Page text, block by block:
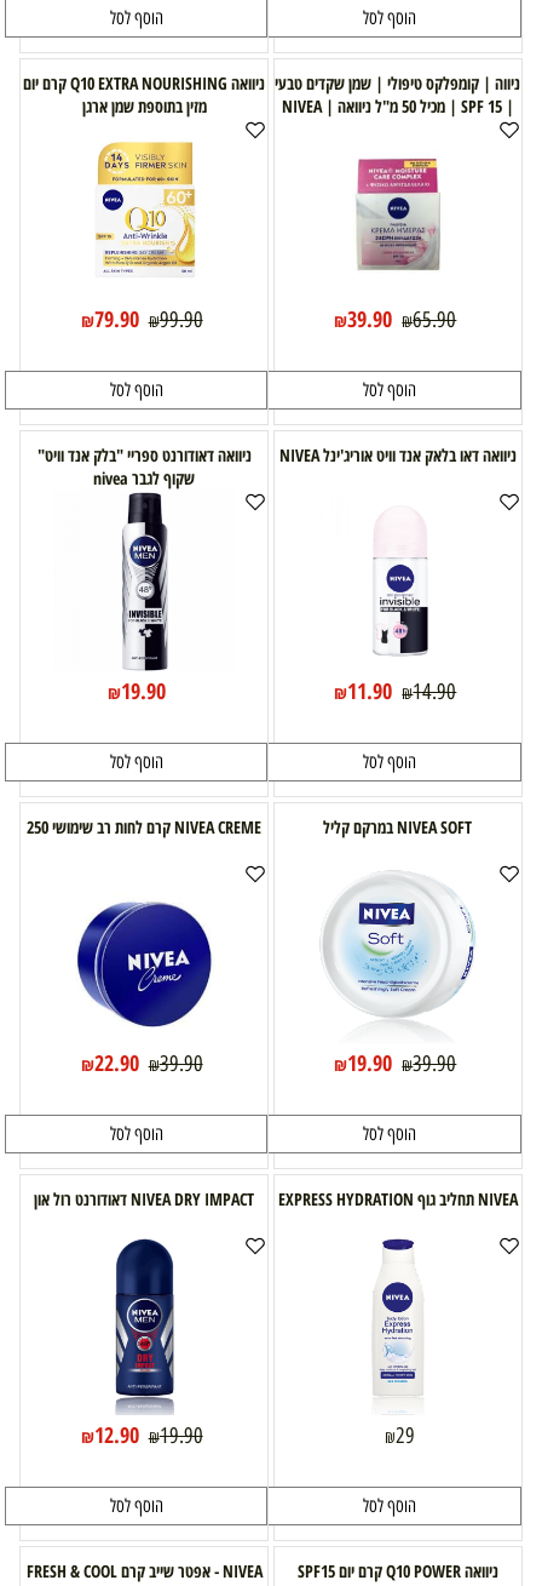
הוסף לסל הוסף לסל
ניווה | קומפלקס טיפולי | שמן שקדים טבעי
| SPF 15 | מכיל 50 מ"ל ניוואה | NIVEA
₪65.90
₪39.90
הוסף לסל
ניוואה Q10 EXTRA NOURISHING קרם יום
מזין בתוספת שמן ארגן
₪99.90
₪79.90
הוסף לסל
ניוואה דאו בלאק אנד וויט אוריג'ינל NIVEA
₪14.90
₪11.90
הוסף לסל
ניוואה דאודורנט ספריי "בלק אנד וויט"
שקוף לגבר nivea
₪19.90
הוסף לסל
NIVEA SOFT במרקם קליל
₪39.90
₪19.90
הוסף לסל
NIVEA CREME קרם לחות רב שימושי 250
₪39.90
₪22.90
הוסף לסל
NIVEA תחליב גוף EXPRESS HYDRATION
₪29
הוסף לסל
NIVEA DRY IMPACT דאודורנט רול און
₪19.90
₪12.90
הוסף לסל
ניוואה Q10 POWER קרם יום SPF15 NIVEA - אפטר שייב קרם FRESH & COOL